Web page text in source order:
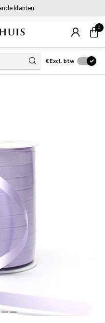
klanten
0
€Excl. btw